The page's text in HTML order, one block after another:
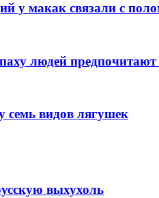
у макак связали с
людей
семь видов лягушек
выхухоль